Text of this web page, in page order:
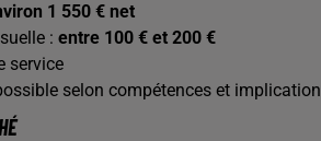
1 550 € net
:entre 100 € et 200 €
service
selon compétences et implication